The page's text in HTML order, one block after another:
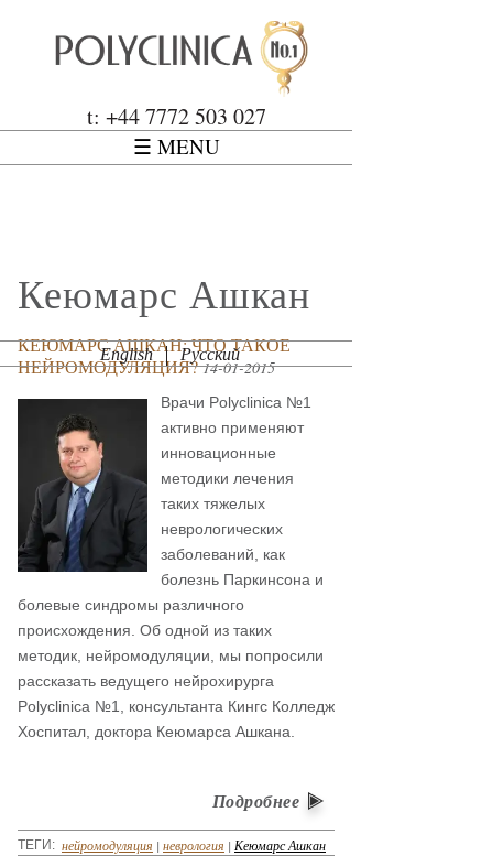
Polyclinica
t: +44 7772 503 027
English Русский
Кеюмарс Ашкан
КЕЮМАРС АШКАН: ЧТО ТАКОЕ
НЕЙРОМОДУЛЯЦИЯ? 14-01-2015
Врачи Polyclinica №1
активно применяют
инновационные
методики лечения
таких тяжелых
неврологических
заболеваний, как
болезнь Паркинсона и
болевые синдромы различного
происхождения. Об одной из таких
методик, нейромодуляции, мы попросили
рассказать ведущего нейрохирурга
Polyclinica №1, консультанта Кингс Колледж
Хоспитал, доктора Кеюмарса Ашкана.
Подробнее
ТЕГИ: нейромодуляция | неврология | Кеюмарс Ашкан